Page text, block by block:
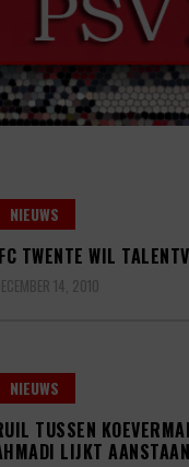
NIEUWS
TWENTE WIL
14, 2010
NIEUWS
TUSSEN
LIJKT